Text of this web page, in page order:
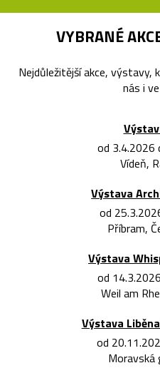
VYBRANÉ
Nejdůležitější akce, výstavy,
nás i
od 3.4.2026
Vídeň,
Výstava
od
Příbram,
Výstava
od
Weil am
Výstava
od
Moravská